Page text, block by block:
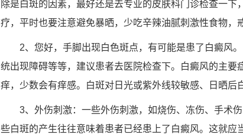
除是白斑的因素，最好还是去专业的皮肤科门诊检查一
疗，平时也要注意避免暴晒，少吃辛辣油腻刺激性食物，
2、您好，手脚出现白色斑点，有可能是患了白癜风
统出现障碍等等，建议患者去医院检查下。白癜风的主
痒，少数会有痒感。白斑对日光或紫外线较敏感、日晒后
3、外伤刺激：一些外伤刺激，如烧伤、冻伤、手术
些白斑的产生往往意味着患者已经患上了白癜风。这就